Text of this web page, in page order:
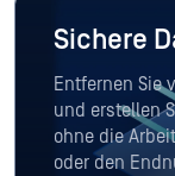
Sichere
Entfernen Sie
und erstellen
ohne die
oder den